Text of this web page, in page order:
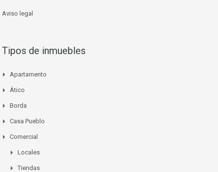
Aviso legal
Tipos de inmuebles
Apartamento
Ático
Borda
Casa Pueblo
Comercial
Locales
Tiendas